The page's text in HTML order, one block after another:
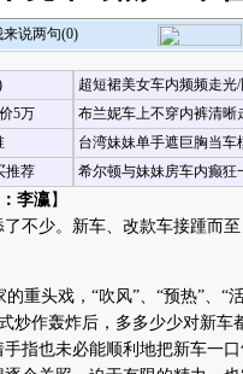
来说两句(0)
5万
推荐
超短裙美女车内频频走光/
布兰妮车上不穿内裤清晰
台湾妹妹单手遮巨胸当车
希尔顿与妹妹房车内癫狂
李瀛】
不少。新车、改款车接踵而至
头戏，“吹风”、“预热”、“活
炒作轰炸后，多多少少对新车
指也未必能顺利地把新车一